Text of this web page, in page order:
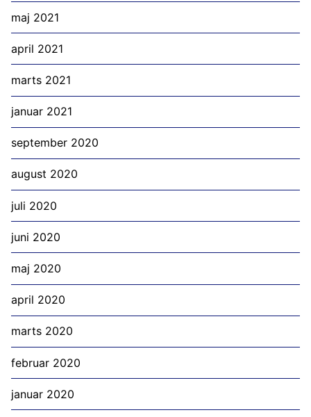
maj 2021
april 2021
marts 2021
januar 2021
september 2020
august 2020
juli 2020
juni 2020
maj 2020
april 2020
marts 2020
februar 2020
januar 2020